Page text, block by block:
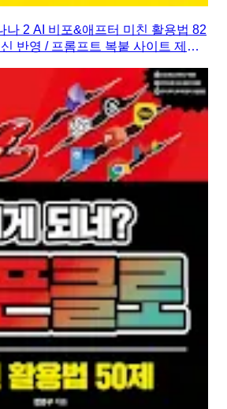
나 2 AI 비포&애프터 미친 활용법 82
반영 / 프롬프트 복붙 사이트 제공 /